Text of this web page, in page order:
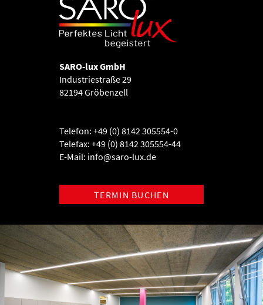
SARO-lux GmbH
Industriestraße 29
82194 Gröbenzell
Telefon: +49 (0) 8142 305554-0
Telefax: +49 (0) 8142 305554-44
E-Mail: info@saro-lux.de
TERMIN BUCHEN